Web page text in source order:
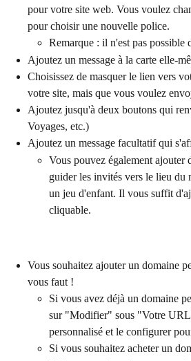
pour votre site web. Vous voulez
pour choisir une nouvelle police.
Remarque : il n'est pas
Ajoutez un message à la carte elle-
Choisissez de masquer le lien vers
votre site, mais que vous voulez
Ajoutez jusqu'à deux boutons qui
Voyages, etc.)
Ajoutez un message facultatif qui
Vous pouvez également ajouter
guider les invités vers le lieu du
un jeu d'enfant. Il vous suffit
cliquable.
Vous souhaitez ajouter un domaine
vous faut !
Si vous avez déjà un domaine
sur "Modifier" sous "Votre
personnalisé et le configurer
Si vous souhaitez acheter un